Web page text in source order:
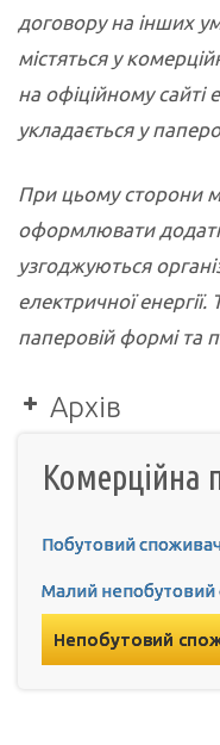
договору на інших
містяться у
на офіційному сайті
укладається у
При цьому сторони
оформлювати
узгоджуються
електричної
паперовій формі та
Архів
по 31.01.2026
31.01.2026
Фіксована
по 31.01.2026
Комерційна
Побутовий
Малий непобутовий
Непобутовий